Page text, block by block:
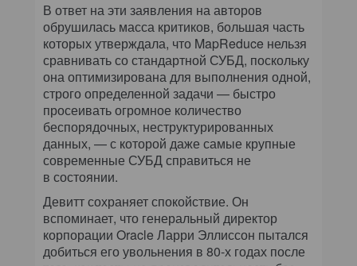
В ответ на эти заявления на авторов
обрушилась масса критиков, большая часть
которых утверждала, что MapReduce нельзя
сравнивать со стандартной СУБД, поскольку
она оптимизирована для выполнения одной,
строго определенной задачи — быстро
просеивать огромное количество
беспорядочных, неструктурированных
данных, — с которой даже самые крупные
современные СУБД справиться не
в состоянии.
Девитт сохраняет спокойствие. Он
вспоминает, что генеральный директор
корпорации Oracle Ларри Эллиссон пытался
добиться его увольнения в 80-х годах после